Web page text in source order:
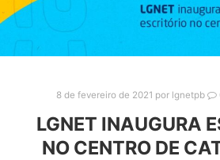
8 de fevereiro de 2021 por lgnetpb
LGNET INAUGURA
NO CENTRO DE